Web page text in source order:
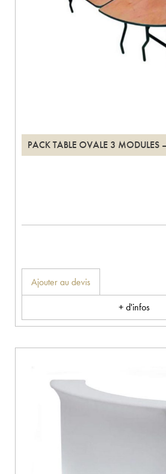
PACK TABLE OVALE 3 MODULES
Ajouter au devis
+ d'infos